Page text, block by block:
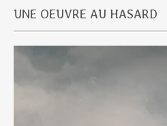
UNE OEUVRE AU HASARD